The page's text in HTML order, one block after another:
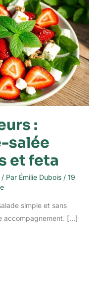
:
salée
et feta
Par Émilie Dubois / 19
simple et sans
accompagnement. […]